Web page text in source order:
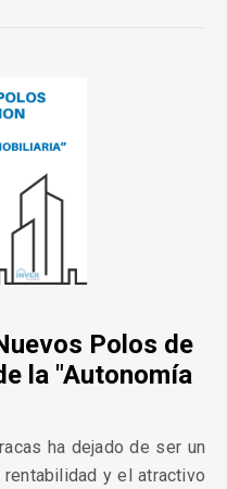
Polos de
la "Autonomía
ha dejado de ser un
y el atractivo